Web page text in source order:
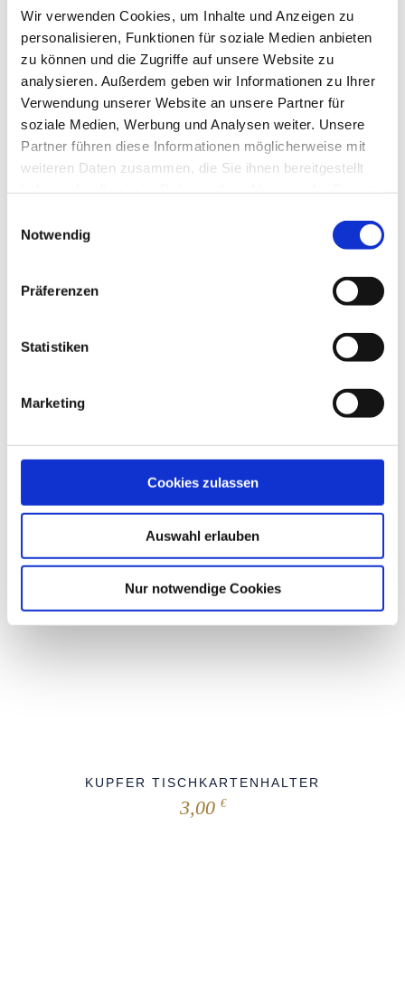
Wir verwenden Cookies, um Inhalte und Anzeigen zu
personalisieren, Funktionen für soziale Medien anbieten
zu können und die Zugriffe auf unsere Website zu
analysieren. Außerdem geben wir Informationen zu Ihrer
Verwendung unserer Website an unsere Partner für
soziale Medien, Werbung und Analysen weiter. Unsere
Partner führen diese Informationen möglicherweise mit
weiteren Daten zusammen, die Sie ihnen bereitgestellt
Notwendig
Präferenzen
Statistiken
Marketing
Cookies zulassen
Auswahl erlauben
Nur notwendige Cookies
1,00
Sold
KUPFER TISCHKARTENHALTER
3,00 €